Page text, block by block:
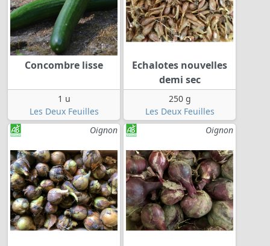
Concombre lisse
1 u
Les Deux Feuilles
Echalotes nouvelles
demi sec
250 g
Les Deux Feuilles
Oignon
Oignon